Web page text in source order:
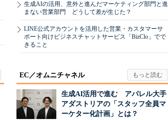
生成AIの活用、意外と進んだマーケティング部門と進
まない営業部門 どうして差が生じた？
LINE公式アカウントを活用した営業・カスタマーサ
ポート向けビジネスチャットサービス「BizClo」でで
きること
EC／オムニチャネル
生成AI活用で進む アパレル大手
アダストリアの「スタッフ全員マ
ーケター化計画」とは？